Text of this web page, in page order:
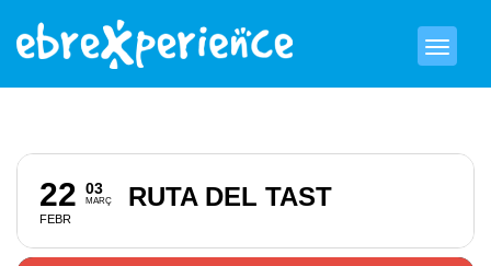
22
FEBR
03
MARÇ RUTA DEL TAST